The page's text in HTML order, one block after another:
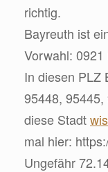
richtig.
Bayreuth ist
Vorwahl:
In diesen PLZ
95448,
diese Stadt
mal hier:
Ungefähr